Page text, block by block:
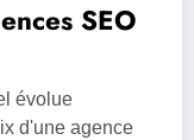
SEO
évolue
d'une agence